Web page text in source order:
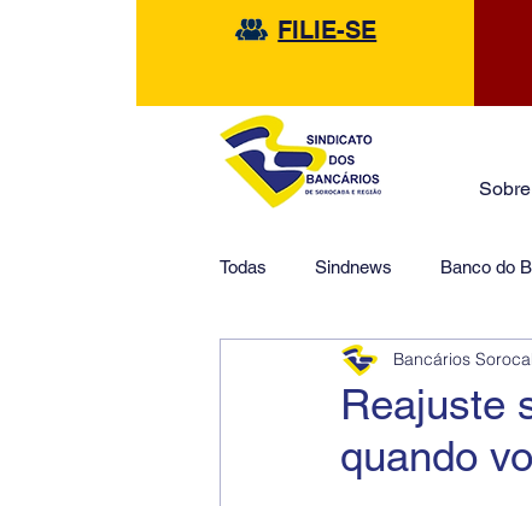
FILIE-SE
Todas Sindnews Banco do
HSBC
Reajuste
quando
Bancários